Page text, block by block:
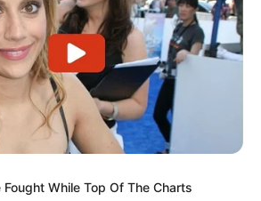
While Top Of The Charts